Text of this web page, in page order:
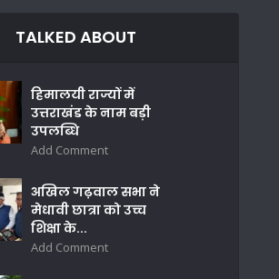
TALKED ABOUT
हिमालयी राज्यों में
उत्तराखंड के नाम बड़ी
उपलब्धि
Add Comment
अखिल गढ़वाल सभा ने
मेधावी छात्रा को उच्च
शिक्षा के...
Add Comment